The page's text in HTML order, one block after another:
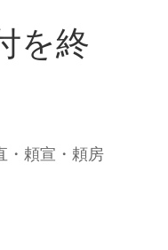
を終
・頼宣・頼房